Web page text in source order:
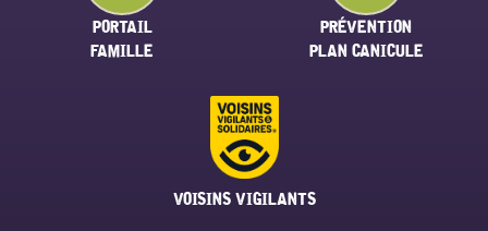
PORTAIL
FAMILLE
PRÉVENTION
PLAN CANICULE
VOISINS VIGILANTS